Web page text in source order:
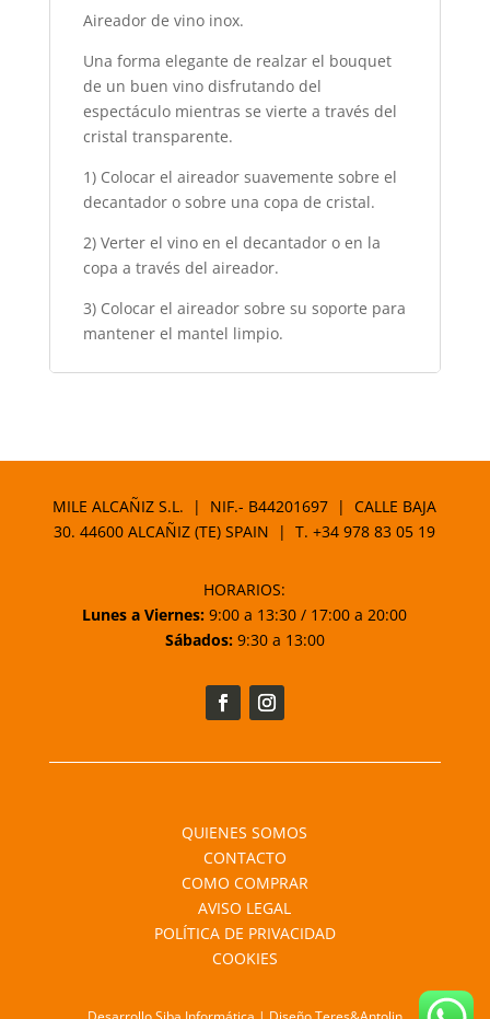
Aireador de vino inox.
Una forma elegante de realzar el bouquet
de un buen vino disfrutando del
espectáculo mientras se vierte a través del
cristal transparente.
1) Colocar el aireador suavemente sobre el
decantador o sobre una copa de cristal.
2) Verter el vino en el decantador o en la
copa a través del aireador.
3) Colocar el aireador sobre su soporte para
mantener el mantel limpio.
MILE ALCAÑIZ S.L. | NIF.- B44201697 | CALLE BAJA
30. 44600 ALCAÑIZ (TE) SPAIN | T.+34 978 83 05 19
HORARIOS:
Lunes a Viernes: 9:00 a 13:30 / 17:00 a 20:00
Sábados:9:30 a 13:00
QUIENES SOMOS
CONTACTO
COMO COMPRAR
AVISO LEGAL
POLÍTICA DE PRIVACIDAD
COOKIES